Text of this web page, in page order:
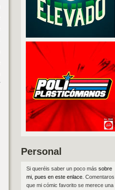
Personal
Si queréis saber un poco más sobre
mi, pues en este enlace. Comentaros
que mi cómic favorito se merece una